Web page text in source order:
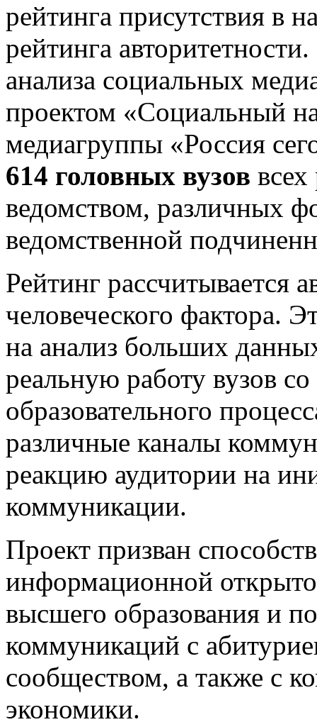
рейтинга присутствия
рейтинга
анализа социальных
проектом «Социальный
медиагруппы «Россия
614 головных вузов
ведомством, различных
ведомственной
Рейтинг рассчитывается
человеческого фактора.
на анализ больших
реальную работу вузов
образовательного
различные каналы
реакцию аудитории на
коммуникации.
Проект призван
информационной
высшего образования и
коммуникаций с
сообществом, а также с
экономики.